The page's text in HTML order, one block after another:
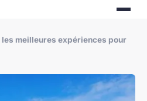
les meilleures expériences pour